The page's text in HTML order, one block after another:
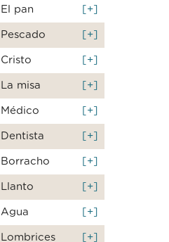
El pan [+]
Pescado [+]
Cristo [+]
La misa [+]
Médico [+]
Dentista [+]
Borracho [+]
Llanto [+]
Agua [+]
Lombrices [+]